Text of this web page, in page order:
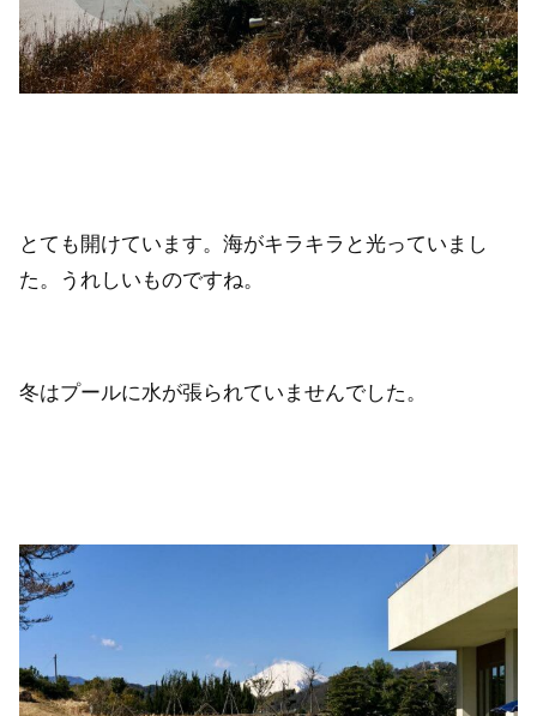
とても開けています。海がキラキラと光っていまし
た。うれしいものですね。
冬はプールに水が張られていませんでした。